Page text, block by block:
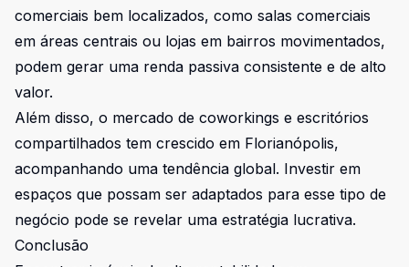
comerciais bem localizados, como salas comerciais
em áreas centrais ou lojas em bairros movimentados,
podem gerar uma renda passiva consistente e de alto
valor.
Além disso, o mercado de coworkings e escritórios
compartilhados tem crescido em Florianópolis,
acompanhando uma tendência global. Investir em
espaços que possam ser adaptados para esse tipo de
negócio pode se revelar uma estratégia lucrativa.
Conclusão